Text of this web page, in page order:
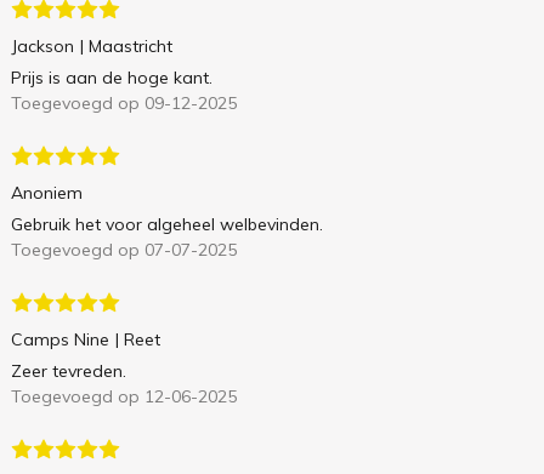
Jackson | Maastricht
Prijs is aan de hoge kant.
Toegevoegd op 09-12-2025
Anoniem
Gebruik het voor algeheel welbevinden.
Toegevoegd op 07-07-2025
Camps Nine | Reet
Zeer tevreden.
Toegevoegd op 12-06-2025